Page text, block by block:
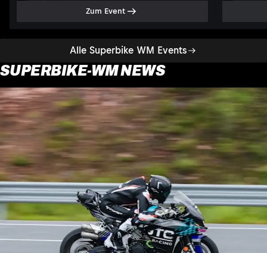
Alle Superbike WM Events
Zum Event
SUPERBIKE-WM NEWS